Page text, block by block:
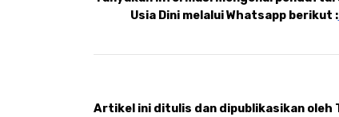
Usia Dini melalui Whatsapp berikut :
Artikel ini ditulis dan dipublikasikan oleh